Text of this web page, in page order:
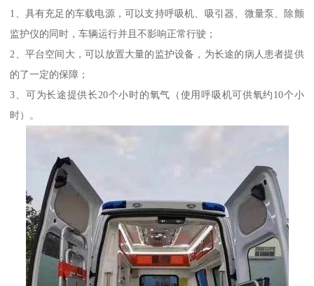
1、具有充足的车载电源，可以支持呼吸机、吸引器、微量泵、除颤
监护仪的同时，车辆运行并且不影响正常行驶；
2、平台空间大，可以放置大量的监护设备，为长途的病人患者提供
的了一定的保障；
3、可为长途提供长20个小时的氧气（使用呼吸机可供氧约10个小
时）。